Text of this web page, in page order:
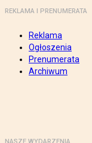
REKLAMA I PRENUMERATA
Reklama
Ogłoszenia
Prenumerata
Archiwum